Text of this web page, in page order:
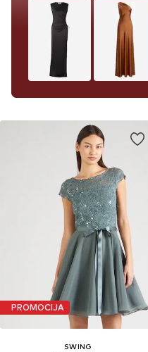
PROMOCIJA
SWING